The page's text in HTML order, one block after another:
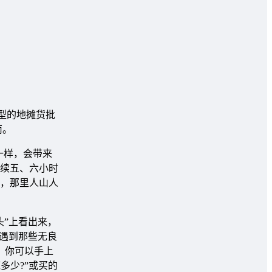
的地摊货批
，会带来
五、六小时
那里人山人
看出来，
到那些无良
可以手上
少?”或买的